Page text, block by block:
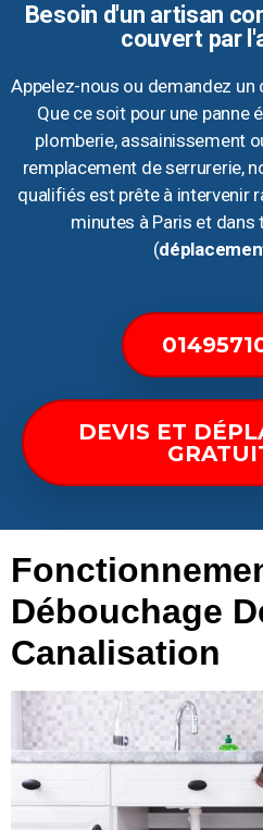
Besoin d'un artisan
couvert par
Appelez-nous ou demandez
Que ce soit pour une panne
plomberie, assainissement
remplacement de serrurerie,
qualifiés est prête à intervenir
minutes à Paris et dans
(
DEVIS ET
Débouchage
Canalisation